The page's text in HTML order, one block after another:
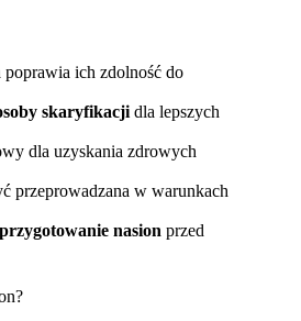
poprawia ich zdolność do
skaryfikacji dla lepszych
dla uzyskania zdrowych
przeprowadzana w warunkach
przygotowanie nasion przed